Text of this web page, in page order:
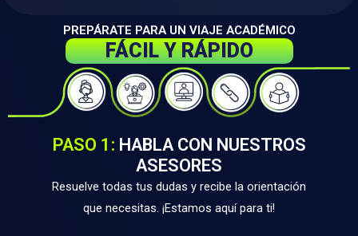
PREPÁRATE PARA UN VIAJE ACADÉMICO
FÁCIL Y RÁPIDO
PASO 1: HABLA CON NUESTROS
ASESORES
Resuelve todas tus dudas y recibe la orientación
que necesitas. ¡Estamos aquí para ti!